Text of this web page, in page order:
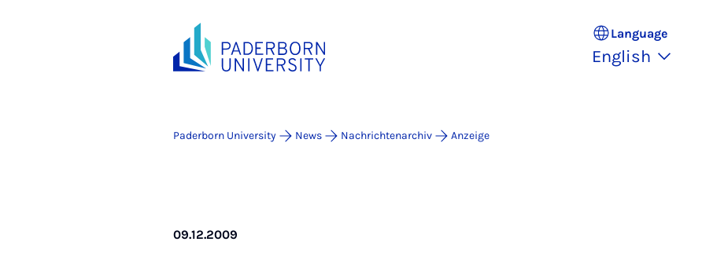
Language
English
Paderborn University News Nachrichtenarchiv Anzeige
09.12.2009